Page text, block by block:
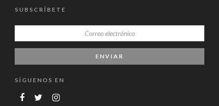
SUBSCRÍBETE
SÍGUENOS EN